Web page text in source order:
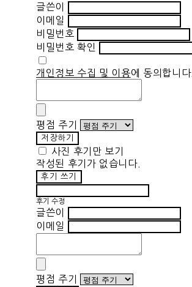
글쓴이
이메일
비밀번호
비밀번호 확인
개인정보 수집 및 이용에 동의합니다.
평점 주기
저장하기
사진 후기만 보기
작성된 후기가 없습니다.
후기 쓰기
후기 수정
글쓴이
이메일
평점 주기